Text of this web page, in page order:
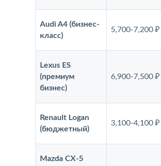
Audi A4 (бизнес-
класс)
5,700-7,200 ₽
Lexus ES
(премиум
бизнес)
6,900-7,500 ₽
Renault Logan
(бюджетный)
3,100-4,100 ₽
Mazda CX-5